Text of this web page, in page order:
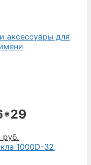
аксессуары для
руб.
цена: